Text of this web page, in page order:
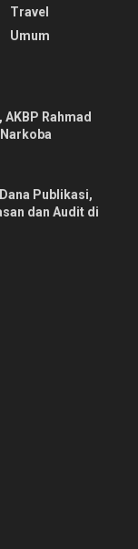
Travel
Umum
Rahmad
Publikasi,
dan Audit di